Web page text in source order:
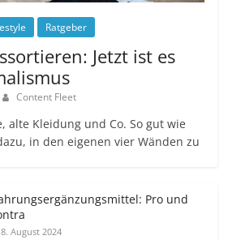
Ratgeber
Jetzt ist es
Content Fleet
alte Kleidung und Co. So gut wie
in den eigenen vier Wänden zu
Pro und
8. August 2024